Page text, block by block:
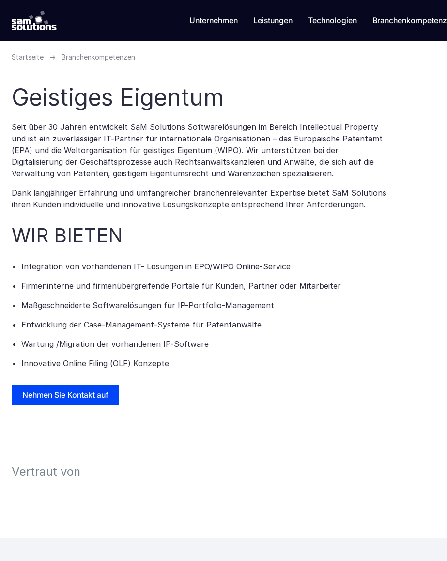
Unternehmen Leistungen Technologien
Startseite → Branchenkompetenzen
Geistiges Eigentum
Seit über 30 Jahren entwickelt SaM Solutions Softwarelösungen im Bereich Intellectual Property
und ist ein zuverlässiger IT-Partner für internationale Organisationen – das Europäische Patentamt
(EPA) und die Weltorganisation für geistiges Eigentum (WIPO). Wir unterstützen bei der
Digitalisierung der Geschäftsprozesse auch Rechtsanwaltskanzleien und Anwälte, die sich auf die
Verwaltung von Patenten, geistigem Eigentumsrecht und Warenzeichen spezialisieren.
Dank langjähriger Erfahrung und umfangreicher branchenrelevanter Expertise bietet SaM Solutions
ihren Kunden individuelle und innovative Lösungskonzepte entsprechend Ihrer Anforderungen.
WIR BIETEN
Integration von vorhandenen IT- Lösungen in EPO/WIPO Online-Service
Firmeninterne und firmenübergreifende Portale für Kunden, Partner oder Mitarbeiter
Maßgeschneiderte Softwarelösungen für IP-Portfolio-Management
Entwicklung der Case-Management-Systeme für Patentanwälte
Wartung /Migration der vorhandenen IP-Software
Innovative Online Filing (OLF) Konzepte
Nehmen Sie Kontakt auf
Vertraut von